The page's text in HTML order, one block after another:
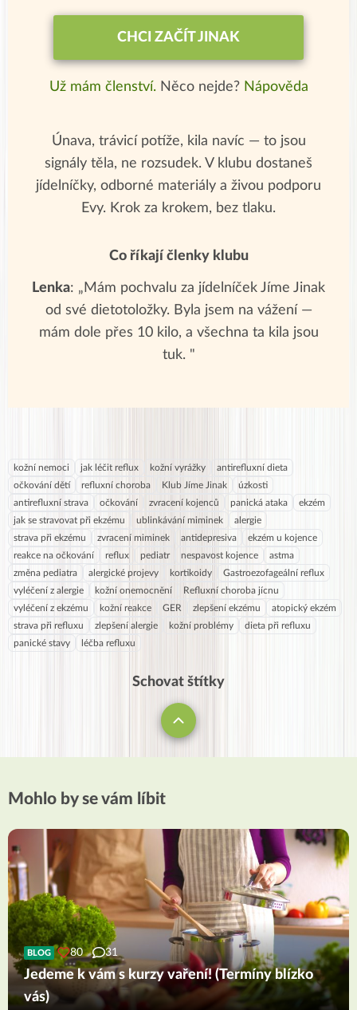
CHCI ZAČÍT JINAK
Už mám členství. Něco nejde? Nápověda
Únava, trávicí potíže, kila navíc — to jsou
signály těla, ne rozsudek. V klubu dostaneš
jídelníčky, odborné materiály a živou podporu
Evy. Krok za krokem, bez tlaku.
Co říkají členky klubu
Lenka: „Mám pochvalu za jídelníček Jíme Jinak
od své dietotoložky. Byla jsem na vážení —
mám dole přes 10 kilo, a všechna ta kila jsou
tuk. "
kožní nemoci jak léčit reflux kožní vyrážky
antirefluxní dieta
očkování dětí
refluxní choroba Klub Jíme Jinak
úzkosti
antirefluxní strava
očkování zvracení kojenců panická ataka
ekzém
jak se stravovat při ekzému
ublinkávání miminek
alergie
strava při ekzému
zvracení miminek antidepresiva
ekzém u kojence
reakce na očkování
reflux pediatr nespavost kojence
astma
změna pediatra
alergické projevy kortikoidy
Gastroezofageální reflux
vyléčení z alergie
kožní onemocnění
Refluxní choroba jícnu
vyléčení z ekzému
kožní reakce GER zlepšení ekzému
atopický ekzém
strava při refluxu
zlepšení alergie kožní problémy
dieta při refluxu
panické stavy
léčba refluxu
Schovat štítky
Mohlo by se vám líbit
BLOG 80 31
Jedeme k vám s kurzy vaření! (Termíny blízko
vás)